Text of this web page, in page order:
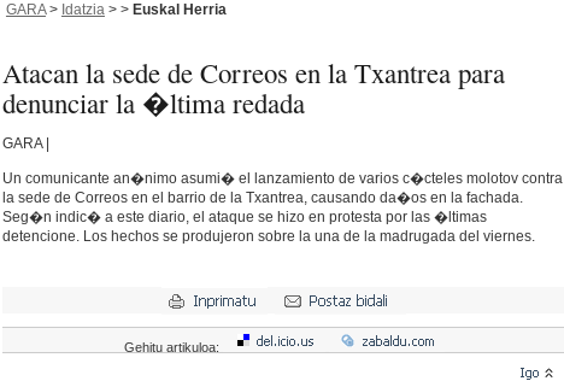
GARA> Idatzia > > Euskal Herria
Atacan la sede de Correos en la Txantrea para
denunciar la �ltima redada
GARA |
Un comunicante an�nimo asumi� el lanzamiento de varios c�cteles molotov contra
la sede de Correos en el barrio de la Txantrea, causando da�os en la fachada.
Seg�n indic� a este diario, el ataque se hizo en protesta por las �ltimas
detencione. Los hechos se produjeron sobre la una de la madrugada del viernes.
Gehitu artikuloa: